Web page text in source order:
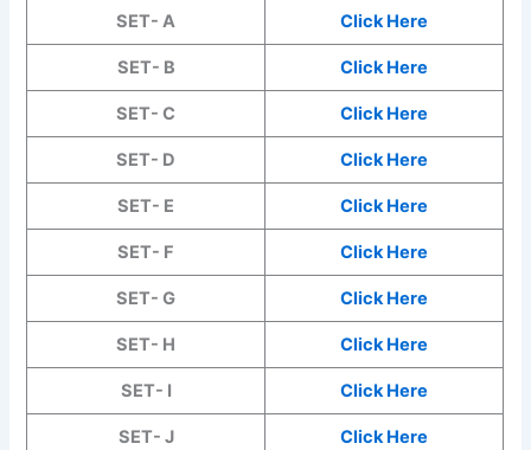
SET- A Click Here
SET- B Click Here
SET- C Click Here
SET- D Click Here
SET- E Click Here
SET- F Click Here
SET- G Click Here
SET- H Click Here
SET- I Click Here
SET- J Click Here